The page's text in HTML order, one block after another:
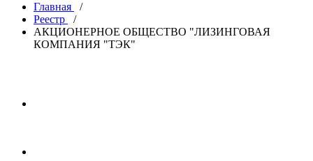
Главная
/
Реестр
/
АКЦИОНЕРНОЕ ОБЩЕСТВО "ЛИЗИНГОВАЯ
КОМПАНИЯ "ТЭК"